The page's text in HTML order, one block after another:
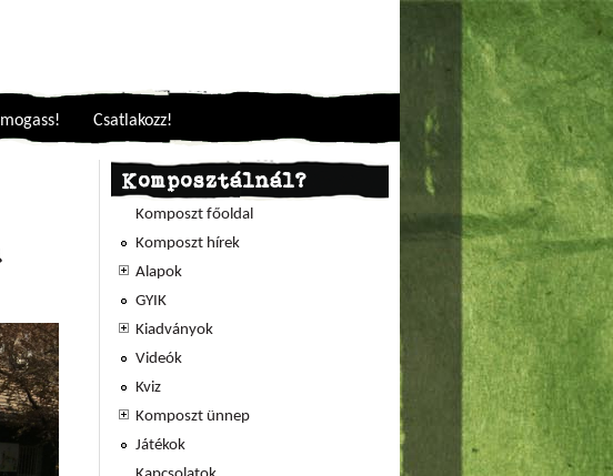
Csatlakozz!
Komposztálnál?
Komposzt főoldal
Komposzt hírek
Alapok
GYIK
Kiadványok
Videók
Kviz
Komposzt ünnep
Játékok